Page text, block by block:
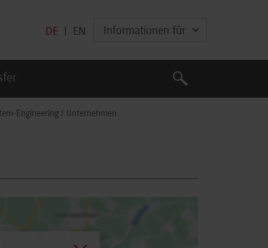
DE EN Informationen für
Suche
Suche
Engineering Unternehmen